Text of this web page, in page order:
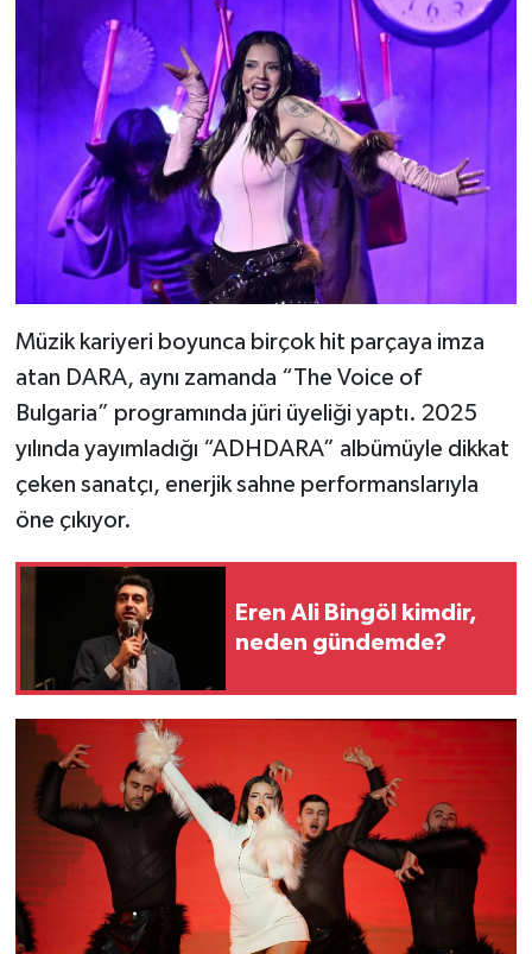
Müzik kariyeri boyunca birçok hit parçaya imza
atan DARA, aynı zamanda “The Voice of
Bulgaria” programında jüri üyeliği yaptı. 2025
yılında yayımladığı “ADHDARA” albümüyle dikkat
çeken sanatçı, enerjik sahne performanslarıyla
öne çıkıyor.
Eren Ali Bingöl kimdir,
neden gündemde?